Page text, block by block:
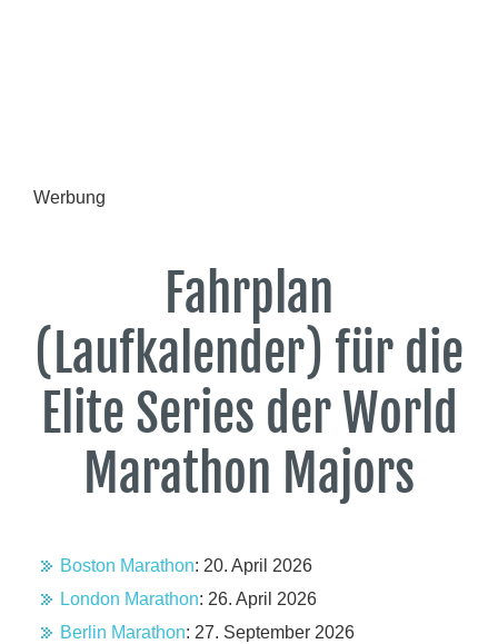
Werbung
Fahrplan
(Laufkalender) für die
Elite Series der World
Marathon Majors
Boston Marathon: 20. April 2026
London Marathon: 26. April 2026
Berlin Marathon: 27. September 2026